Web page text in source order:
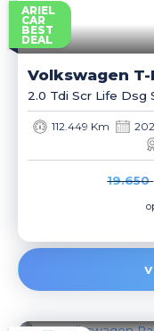
ARIEL
CAR
BEST
DEAL
Volkswagen
2.0 Tdi Scr Life Dsg
112.449 Km
19.650